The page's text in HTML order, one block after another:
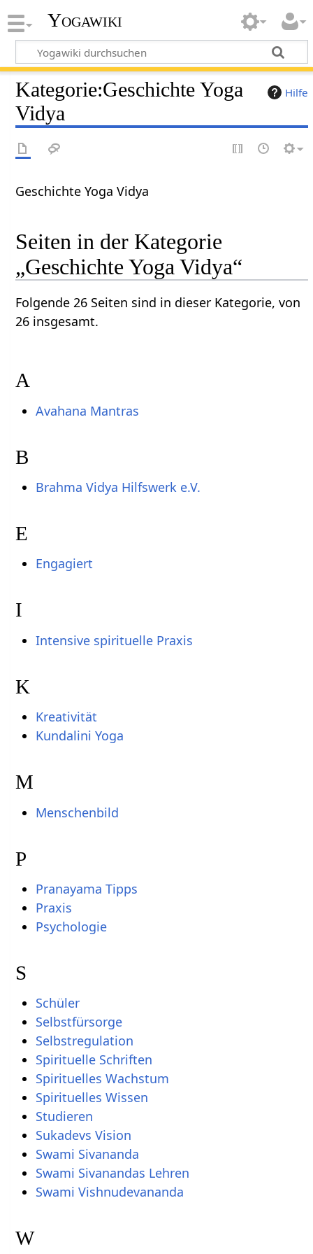
Yogawiki
Hilfe
Kategorie:Geschichte Yoga
Vidya
Geschichte Yoga Vidya
Seiten in der Kategorie
„Geschichte Yoga Vidya“
Folgende 26 Seiten sind in dieser Kategorie, von
26 insgesamt.
A
Avahana Mantras
B
Brahma Vidya Hilfswerk e.V.
E
Engagiert
I
Intensive spirituelle Praxis
K
Kreativität
Kundalini Yoga
M
Menschenbild
P
Pranayama Tipps
Praxis
Psychologie
S
Schüler
Selbstfürsorge
Selbstregulation
Spirituelle Schriften
Spirituelles Wachstum
Spirituelles Wissen
Studieren
Sukadevs Vision
Swami Sivananda
Swami Sivanandas Lehren
Swami Vishnudevananda
W